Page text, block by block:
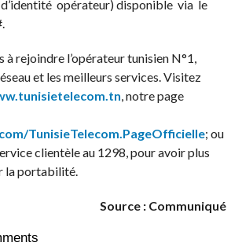
opérateur) disponible via le
à rejoindre l’opérateur tunisien N°1,
et les meilleurs services. Visitez
, notre page
TunisieTelecom.PageOfficielle; ou
clientèle au 1298, pour avoir plus
la portabilité.
Source : Communiqué